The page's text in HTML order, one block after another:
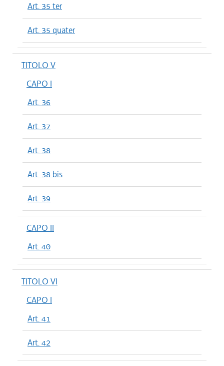
Art. 35 ter
Art. 35 quater
TITOLO V
CAPO I
Art. 36
Art. 37
Art. 38
Art. 38 bis
Art. 39
CAPO II
Art. 40
TITOLO VI
CAPO I
Art. 41
Art. 42